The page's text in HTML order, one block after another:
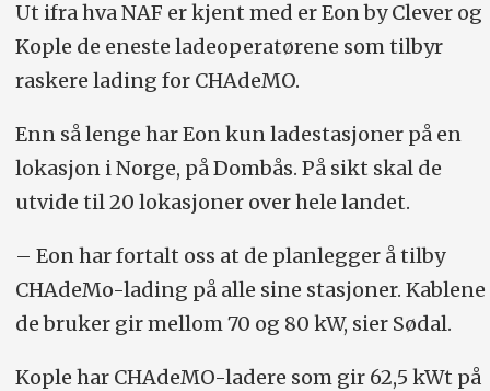
Ut ifra hva NAF er kjent med er Eon by Clever og
Kople de eneste ladeoperatørene som tilbyr
raskere lading for CHAdeMO.
Enn så lenge har Eon kun ladestasjoner på en
lokasjon i Norge, på Dombås. På sikt skal de
utvide til 20 lokasjoner over hele landet.
– Eon har fortalt oss at de planlegger å tilby
CHAdeMo-lading på alle sine stasjoner. Kablene
de bruker gir mellom 70 og 80 kW, sier Sødal.
Kople har CHAdeMO-ladere som gir 62,5 kWt på